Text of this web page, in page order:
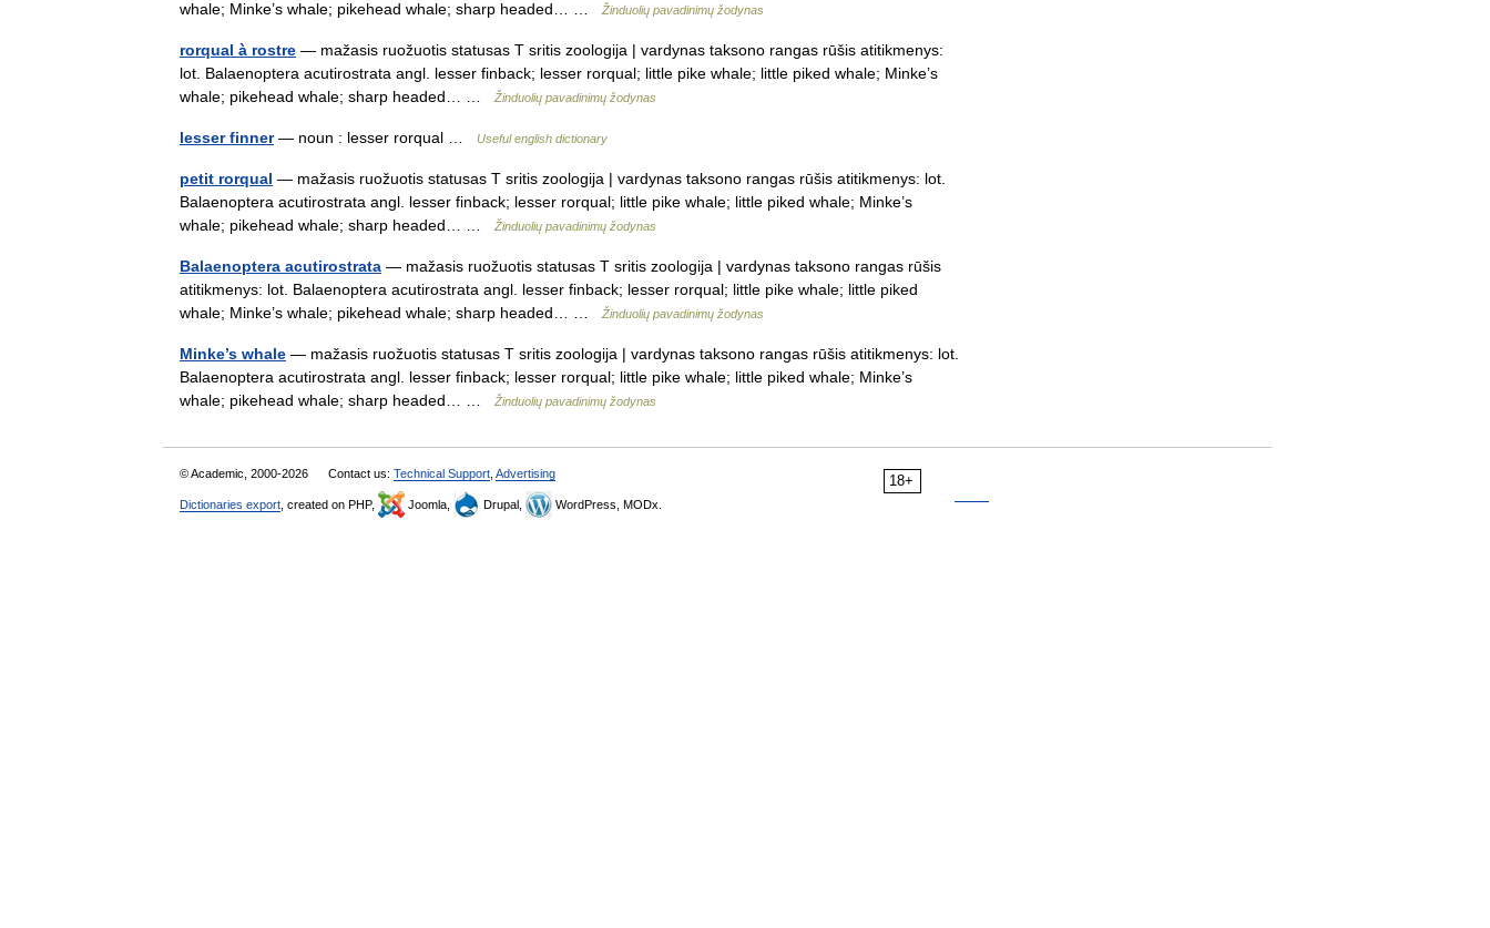
whale; Minke’s whale; pikehead whale; sharp headed… …
Žinduolių pavadinimų žodynas
rorqual à rostre — mažasis ruožuotis statusas T sritis zoologija | vardynas taksono rangas rūšis atitikmenys:
lot. Balaenoptera acutirostrata angl. lesser finback; lesser rorqual; little pike whale; little piked whale; Minke’s
whale; pikehead whale; sharp headed… …
Žinduolių pavadinimų žodynas
lesser finner— noun : lesser rorqual … Useful english dictionary
petit rorqual — mažasis ruožuotis statusas T sritis zoologija | vardynas taksono rangas rūšis atitikmenys: lot.
Balaenoptera acutirostrata angl. lesser finback; lesser rorqual; little pike whale; little piked whale; Minke’s
whale; pikehead whale; sharp headed… …
Žinduolių pavadinimų žodynas
Balaenoptera acutirostrata — mažasis ruožuotis statusas T sritis zoologija | vardynas taksono rangas rūšis
atitikmenys: lot. Balaenoptera acutirostrata angl. lesser finback; lesser rorqual; little pike whale; little piked
whale; Minke’s whale; pikehead whale; sharp headed… …
Žinduolių pavadinimų žodynas
Minke’s whale — mažasis ruožuotis statusas T sritis zoologija | vardynas taksono rangas rūšis atitikmenys: lot.
Balaenoptera acutirostrata angl. lesser finback; lesser rorqual; little pike whale; little piked whale; Minke’s
whale; pikehead whale; sharp headed… …
Žinduolių pavadinimų žodynas
18+
© Academic, 2000-2026 Contact us: Technical Support Advertising
Dictionaries export , created on PHP, Joomla, Drupal, WordPress, MODx.